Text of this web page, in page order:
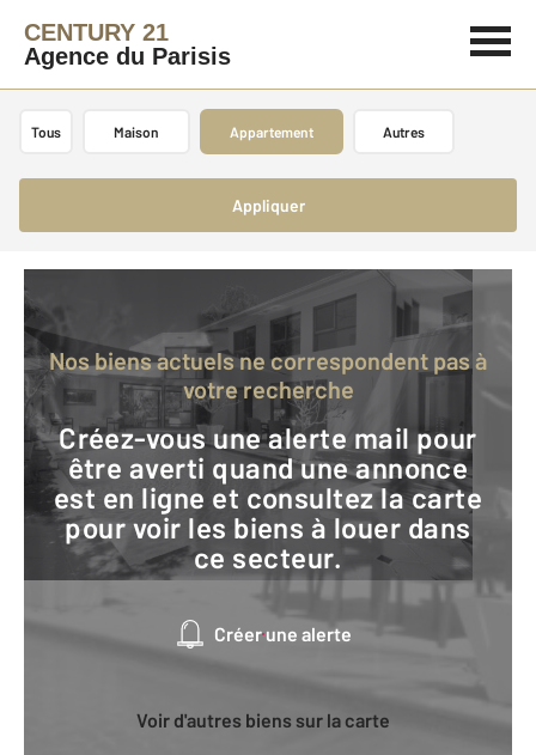
CENTURY 21
Agence du Parisis
Tous Maison Appartement Autres
Appliquer
Nos biens actuels ne correspondent pas à
votre recherche
Créez-vous une alerte mail pour
être averti quand une annonce
est en ligne et consultez la carte
pour voir les biens à louer dans
ce secteur.
Créer une alerte
Voir d'autres biens sur la carte